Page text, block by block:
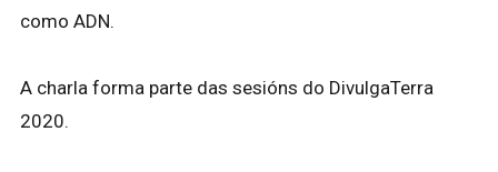
como ADN.
A charla forma parte das sesións do DivulgaTerra
2020.